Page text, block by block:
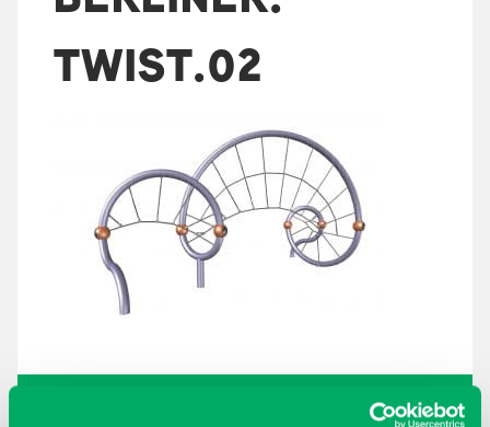
TWIST.02